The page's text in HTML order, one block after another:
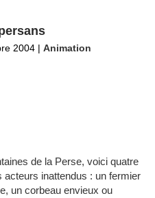
2004 | Animation
de la Perse, voici quatre
inattendus : un fermier
un corbeau envieux ou